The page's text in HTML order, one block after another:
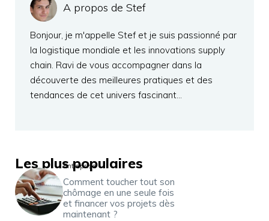
A propos de Stef
Bonjour, je m'appelle Stef et je suis passionné par
la logistique mondiale et les innovations supply
chain. Ravi de vous accompagner dans la
découverte des meilleures pratiques et des
tendances de cet univers fascinant…
Les plus populaires
Entreprise
Comment toucher tout son
chômage en une seule fois
et financer vos projets dès
maintenant ?